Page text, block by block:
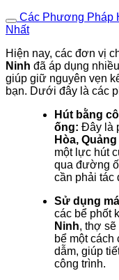
Các Phương Pháp
Nhất
Hiện nay, các đơn vị
Ninh đã áp dụng
giúp giữ nguyên vẹn
bạn. Dưới đây là các
Hút bằng
ống: Đây là
Hòa,
một lực hút
qua đường
cần phải tác
Sử dụng
các bể phốt
Ninh, thợ sẽ
bể một cách
dẫm, giúp
công trình.